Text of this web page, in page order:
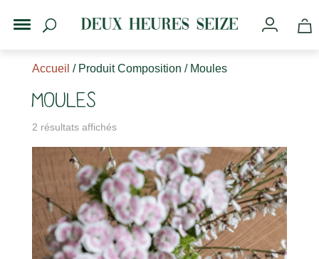
Accueil / Produit Composition / Moules
Moules
2 résultats affichés